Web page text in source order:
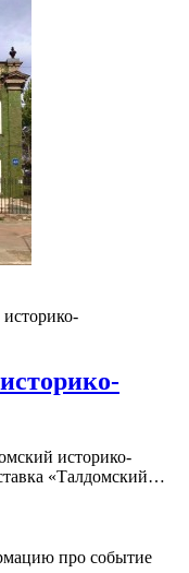
историко-
«Талдомский…
про событие